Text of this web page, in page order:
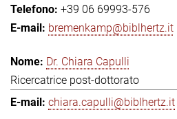
+39 06 69993-576
bremenkamp@biblhertz.it
Dr. Chiara Capulli
Ricercatrice post-dottorato
chiara.capulli@biblhertz.it